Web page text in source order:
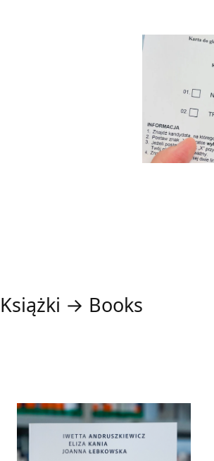
Książki → Books